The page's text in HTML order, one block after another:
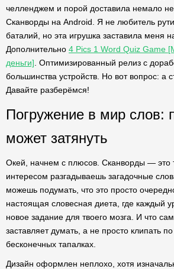
челленджем и порой доставила немало
Сканворды на Android. Я не любитель
баталий, но эта игрушка заставила меня
Дополнительно 4 Pics 1 Word Quiz Game
деньги] . Оптимизированный релиз с
большинства устройств. Но вот вопрос: а
Давайте разберёмся!
Погружение в мир слов:
может затянуть
Окей, начнем с плюсов. Сканворды — это
интересом разгадываешь загадочные
можешь подумать, что это просто
настоящая словесная диета, где каждый
новое задание для твоего мозга. И что
заставляет думать, а не просто клипать по
бесконечных тапалках.
Дизайн оформлен неплохо, хотя